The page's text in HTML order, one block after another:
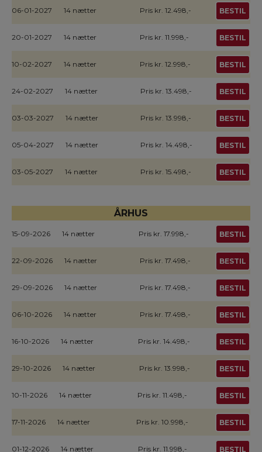
06-01-2027 14 nætter Pris kr. 12.498,- BESTIL
20-01-2027 14 nætter Pris kr. 11.998,- BESTIL
10-02-2027 14 nætter Pris kr. 12.998,- BESTIL
24-02-2027 14 nætter Pris kr. 13.498,- BESTIL
03-03-2027 14 nætter Pris kr. 13.998,- BESTIL
05-04-2027 14 nætter Pris kr. 14.498,- BESTIL
03-05-2027 14 nætter Pris kr. 15.498,- BESTIL
ÅRHUS
15-09-2026 14 nætter Pris kr. 17.998,- BESTIL
22-09-2026 14 nætter Pris kr. 17.498,- BESTIL
29-09-2026 14 nætter Pris kr. 17.498,- BESTIL
06-10-2026 14 nætter Pris kr. 17.498,- BESTIL
16-10-2026 14 nætter Pris kr. 14.498,- BESTIL
29-10-2026 14 nætter Pris kr. 13.998,- BESTIL
10-11-2026 14 nætter Pris kr. 11.498,- BESTIL
17-11-2026 14 nætter Pris kr. 10.998,- BESTIL
01-12-2026 14 nætter Pris kr. 11.998,- BESTIL